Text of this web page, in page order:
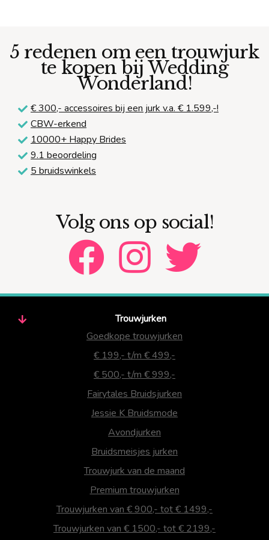
5 redenen om een trouwjurk
te kopen bij Wedding
Wonderland!
€ 300,- accessoires bij een jurk v.a. € 1.599,-!
CBW-erkend
10000+ Happy Brides
9.1 beoordeling
5 bruidswinkels
Volg ons op social!
Trouwjurken
Goedkope trouwjurken
€ 199,- t/m € 499,-
€ 500,- t/m € 999,-
Fairytales Bruidsjurken
Jessie K Bruidsmode
Avondjurken
Bruidsmeisjes jurken
Trouwjurk van de maand
Premium trouwjurken
Trouwjurken van € 900,- tot € 1499,-
Trouwjurken van € 1500,- tot € 2199,-